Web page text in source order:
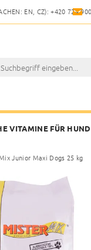
EN, CZ): +420 724
VITAMINE FÜR
Junior Maxi Dogs 25 kg